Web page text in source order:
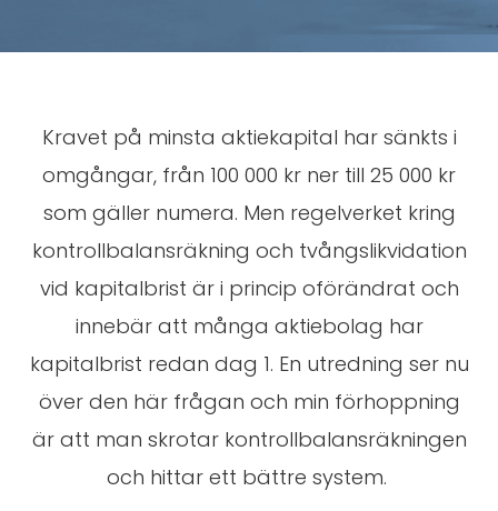
Kravet på minsta aktiekapital har sänkts i
omgångar, från 100 000 kr ner till 25 000 kr
som gäller numera. Men regelverket kring
kontrollbalansräkning och tvångslikvidation
vid kapitalbrist är i princip oförändrat och
innebär att många aktiebolag har
kapitalbrist redan dag 1. En utredning ser nu
över den här frågan och min förhoppning
är att man skrotar kontrollbalansräkningen
och hittar ett bättre system.